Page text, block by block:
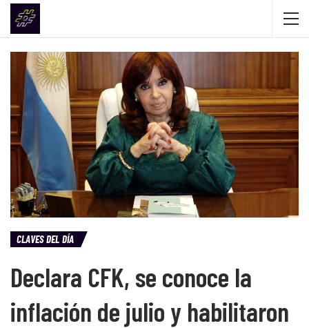
CLAVES DEL DÍA
Declara CFK, se conoce la
inflación de julio y habilitaron